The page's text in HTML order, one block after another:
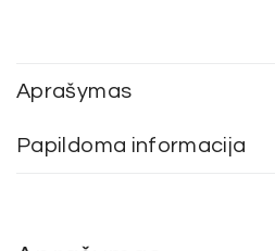
Aprašymas
Papildoma informacija